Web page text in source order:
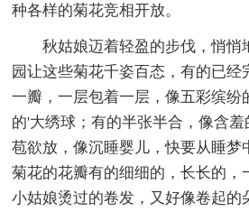
种各样的菊花竞相开放。
秋姑娘迈着轻盈的步伐，悄悄
园让这些菊花千姿百态，有的已经
一瓣，一层包着一层，像五彩缤纷
的'大绣球；有的半张半合，像含
苞欲放，像沉睡婴儿，快要从睡梦
菊花的花瓣有的细细的，长长的，
小姑娘烫过的卷发，又好像卷起的